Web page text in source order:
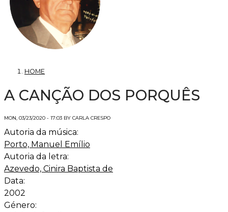
HOME
A CANÇÃO DOS PORQUÊS
MON, 03/23/2020 - 17:03 BY CARLA CRESPO
Autoria da música:
Porto, Manuel Emílio
Autoria da letra:
Azevedo, Cinira Baptista de
Data:
2002
Género: